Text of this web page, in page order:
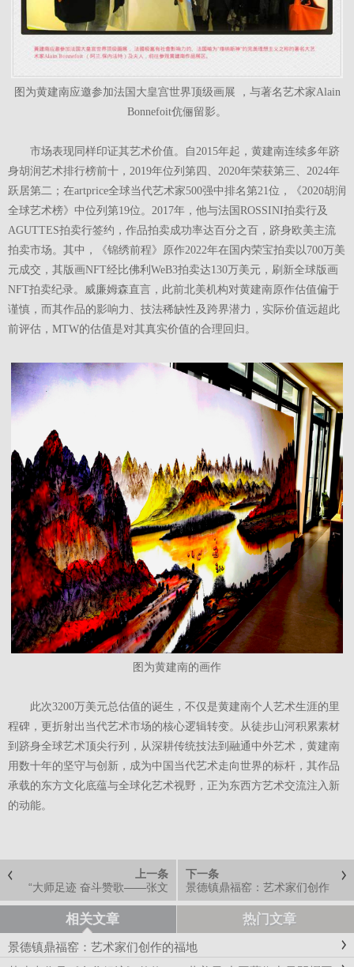
图为黄建南应邀参加法国大皇宫世界顶级画展 ，与著名艺术家Alain
Bonnefoit伉俪留影。
市场表现同样印证其艺术价值。自2015年起，黄建南连续多年跻
身胡润艺术排行榜前十，2019年位列第四、2020年荣获第三、2024年
跃居第二；在artprice全球当代艺术家500强中排名第21位，《2020胡润
全球艺术榜》中位列第19位。2017年，他与法国ROSSINI拍卖行及
AGUTTES拍卖行签约，作品拍卖成功率达百分之百，跻身欧美主流
拍卖市场。其中，《锦绣前程》原作2022年在国内荣宝拍卖以700万美
元成交，其版画NFT经比佛利WeB3拍卖达130万美元，刷新全球版画
NFT拍卖纪录。威廉姆森直言，此前北美机构对黄建南原作估值偏于
谨慎，而其作品的影响力、技法稀缺性及跨界潜力，实际价值远超此
前评估，MTW的估值是对其真实价值的合理回归。
图为黄建南的画作
此次3200万美元总估值的诞生，不仅是黄建南个人艺术生涯的里
程碑，更折射出当代艺术市场的核心逻辑转变。从徒步山河积累素材
到跻身全球艺术顶尖行列，从深耕传统技法到融通中外艺术，黄建南
用数十年的坚守与创新，成为中国当代艺术走向世界的标杆，其作品
承载的东方文化底蕴与全球化艺术视野，正为东西方艺术交流注入新
的动能。
上一条
“大师足迹 奋斗赞歌——张文
新艺术回顾展”在韩玉臣美术馆
下一条
景德镇鼎福窑：艺术家们创作
的福地
相关文章 热门文章
景德镇鼎福窑：艺术家们创作的福地